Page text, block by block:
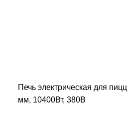
Печь электрическая для
мм, 10400Вт, 380В